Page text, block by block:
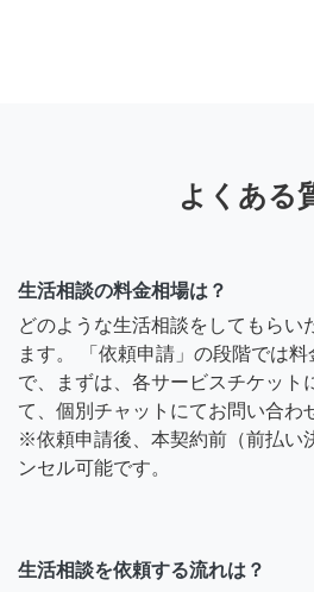
よくある
生活相談の料金相場は？
どのような生活相談をしてもらい
ます。 「依頼申請」の段階では
で、まずは、各サービスチケット
て、個別チャットにてお問い合わ
※依頼申請後、本契約前（前払い
ンセル可能です。
生活相談を依頼する流れは？